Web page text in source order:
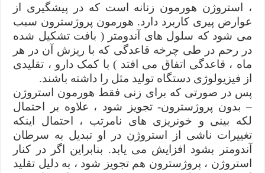
، استروژن هورمون زنانه است که در پیشگیری از
عوارض پیری کاربرد دارد. هورمون پروژسترون سبب
می شود که سلول های آندومتر ( بافت تشکیل شده
در رحم در طی چرخه قاعدگی که با ریزش آن در هر
ماه ، قاعدگی اتفاق می افتد ) با کمک دارو ، تقلیدی
از فیزیولوژی دستگاه تولید مثل را داشته باشند.
پس در صورتی که برای زنی فقط هورمون استروژن
– بدون پروژسترون- تجویز شود ، علاوه بر احتمال
لکه بینی و خونریزی های نامرتب ، احتمال اینکه
تغییرات ناشی از استروژن در او تبدیل به سرطان
آندومتر بشود افزایش می یابد. بنابراین اگر در کنار
استروژن ، پروژسترون هم تجویز شود ، به دلیل تقلید